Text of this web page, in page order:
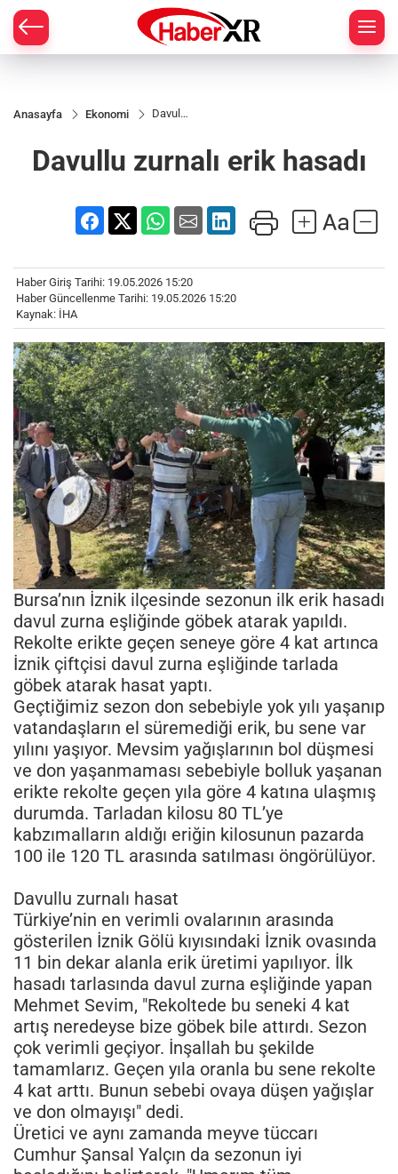
Anasayfa Ekonomi
Davullu
hasadı
Davullu zurnalı erik hasadı
Haber Giriş Tarihi: 19.05.2026 15:20
Haber Güncellenme Tarihi: 19.05.2026 15:20
Kaynak: İHA
Bursa’nın İznik ilçesinde sezonun ilk erik hasadı
davul zurna eşliğinde göbek atarak yapıldı.
Rekolte erikte geçen seneye göre 4 kat artınca
İznik çiftçisi davul zurna eşliğinde tarlada
göbek atarak hasat yaptı.
Geçtiğimiz sezon don sebebiyle yok yılı yaşanıp
vatandaşların el süremediği erik, bu sene var
yılını yaşıyor. Mevsim yağışlarının bol düşmesi
ve don yaşanmaması sebebiyle bolluk yaşanan
erikte rekolte geçen yıla göre 4 katına ulaşmış
durumda. Tarladan kilosu 80 TL’ye
kabzımalların aldığı eriğin kilosunun pazarda
100 ile 120 TL arasında satılması öngörülüyor.
Davullu zurnalı hasat
Türkiye’nin en verimli ovalarının arasında
gösterilen İznik Gölü kıyısındaki İznik ovasında
11 bin dekar alanla erik üretimi yapılıyor. İlk
hasadı tarlasında davul zurna eşliğinde yapan
Mehmet Sevim, "Rekoltede bu seneki 4 kat
artış neredeyse bize göbek bile attırdı. Sezon
çok verimli geçiyor. İnşallah bu şekilde
tamamlarız. Geçen yıla oranla bu sene rekolte
4 kat arttı. Bunun sebebi ovaya düşen yağışlar
ve don olmayışı" dedi.
Üretici ve aynı zamanda meyve tüccarı
Cumhur Şansal Yalçın da sezonun iyi